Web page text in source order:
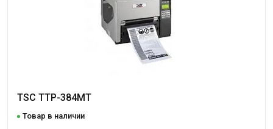
TSC TTP-384MT
Товар в наличии